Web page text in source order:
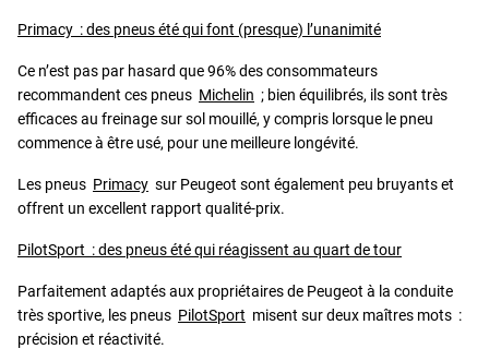
Primacy : des pneus été qui font (presque) l’unanimité
Ce n’est pas par hasard que 96% des consommateurs
recommandent ces pneus Michelin ; bien équilibrés, ils sont très
efficaces au freinage sur sol mouillé, y compris lorsque le pneu
commence à être usé, pour une meilleure longévité.
Les pneus Primacy sur Peugeot sont également peu bruyants et
offrent un excellent rapport qualité-prix.
PilotSport : des pneus été qui réagissent au quart de tour
Parfaitement adaptés aux propriétaires de Peugeot à la conduite
très sportive, les pneus PilotSport misent sur deux maîtres mots :
précision et réactivité.